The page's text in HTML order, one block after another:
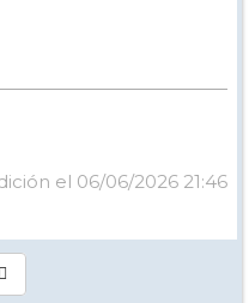
el 06/06/2026 21:46